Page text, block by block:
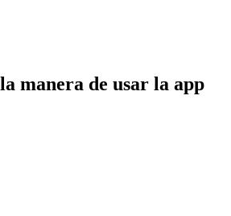
manera de usar la app